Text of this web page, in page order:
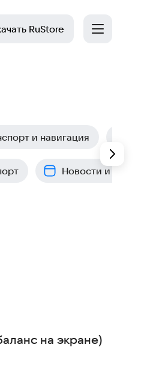
RuStore
и навигация
Новости и
на экране)